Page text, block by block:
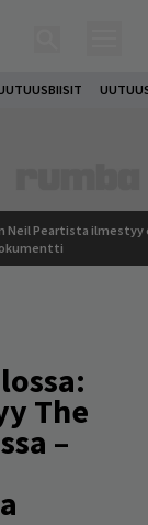
Neil Peartista ilmestyy
The
–